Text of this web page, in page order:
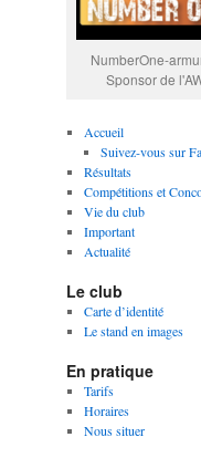
NumberOne-
Sponsor de
Accueil
Suivez-vous sur
Résultats
Compétitions et
Vie du club
Important
Actualité
Le club
Carte d’identité
Le stand en images
En pratique
Tarifs
Horaires
Nous situer